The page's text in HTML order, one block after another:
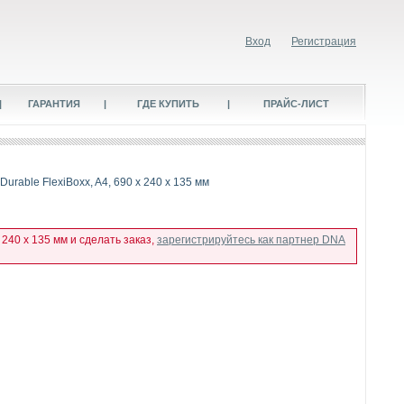
Вход Регистрация
| ГАРАНТИЯ | ГДЕ КУПИТЬ | ПРАЙС-ЛИСТ
FlexiBoxx, A4, 690 x 240 x 135 мм
x 135 мм и сделать заказ, зарегистрируйтесь как партнер DNA